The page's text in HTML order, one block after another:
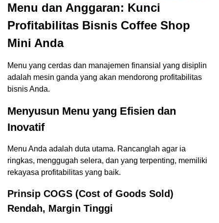
Menu dan Anggaran: Kunci
Profitabilitas Bisnis Coffee Shop
Mini Anda
Menu yang cerdas dan manajemen finansial yang disiplin
adalah mesin ganda yang akan mendorong profitabilitas
bisnis Anda.
Menyusun Menu yang Efisien dan
Inovatif
Menu Anda adalah duta utama. Rancanglah agar ia
ringkas, menggugah selera, dan yang terpenting, memiliki
rekayasa profitabilitas yang baik.
Prinsip COGS (Cost of Goods Sold)
Rendah, Margin Tinggi